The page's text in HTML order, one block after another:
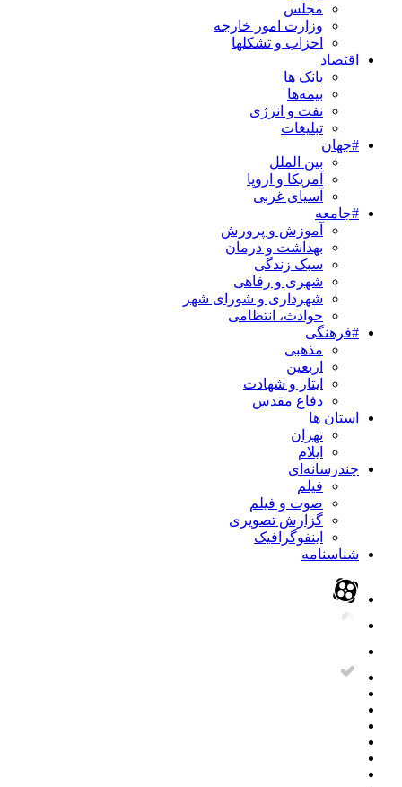
مجلس
وزارت امور خارجه
احزاب و تشکلها
اقتصاد
بانک ها
بیمه‌ها
نفت و انرژی
تبلیغات
#جهان
بین الملل
آمریکا و اروپا
آسیای غربی
#جامعه
آموزش و پرورش
بهداشت و درمان
سبک زندگی
شهری و رفاهی
شهرداری و شورای شهر
حوادث، انتظامی
#فرهنگی
مذهبی
اربعین
ایثار و شهادت
دفاع مقدس
استان ها
تهران
ایلام
چندرسانه‌ای
فیلم
صوت و فیلم
گزارش تصویری
اینفوگرافیک
شناسنامه